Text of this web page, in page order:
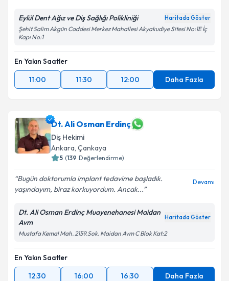
Eylül Dent Ağız ve Diş Sağlığı Polikliniği Haritada Göster
Şehit Salim Akgün Caddesi Merkez Mahallesi Akyakudiye Sitesi No:1E İç
Kapı No:1
En Yakın Saatler
11:00
11:30 12:00 Daha Fazla
Dt. Ali Osman Erdinç
Diş Hekimi
Ankara, Çankaya
5 (139 Değerlendirme)
Bugün doktorumla implant tedavime başladık.
yaşındayım, biraz korkuyordum. Ancak...
Devamı
Dt. Ali Osman Erdinç Muayenehanesi Maidan
Avm
Haritada Göster
Mustafa Kemal Mah. 2159.Sok. Maidan Avm C Blok Kat:2
En Yakın Saatler
12:30
16:00 16:30 Daha Fazla